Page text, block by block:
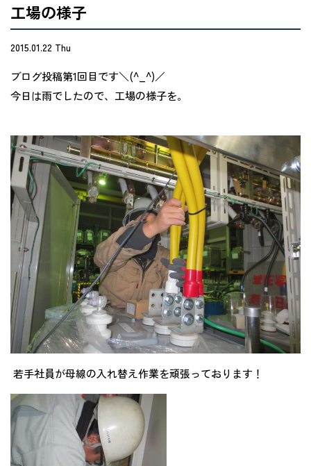
工場の様子
2015.01.22 Thu
ブログ投稿第1回目です＼(^_^)／
今日は雨でしたので、工場の様子を。
若手社員が母線の入れ替え作業を頑張っております！